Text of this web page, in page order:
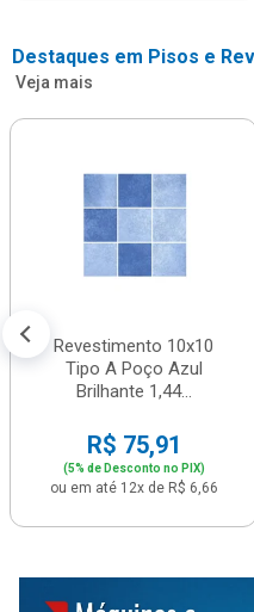
Destaques em Pisos e
Veja mais
Revestimento 10x10
Tipo A Poço Azul
Brilhante 1,44...
R$ 75,91
(5% de Desconto no PIX)
ou em até 12x de R$ 6,66